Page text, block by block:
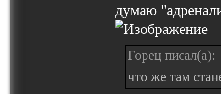
думаю
Горец писал(а):
что же там